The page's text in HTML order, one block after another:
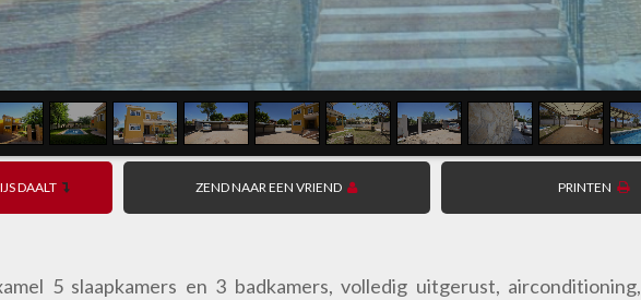
DAALT ZEND NAAR EEN VRIEND PRINTEN
5 slaapkamers en 3 badkamers, volledig uitgerust, airconditioning,